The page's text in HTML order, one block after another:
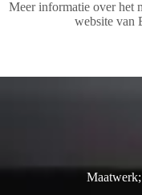
Meer informatie over het
website van